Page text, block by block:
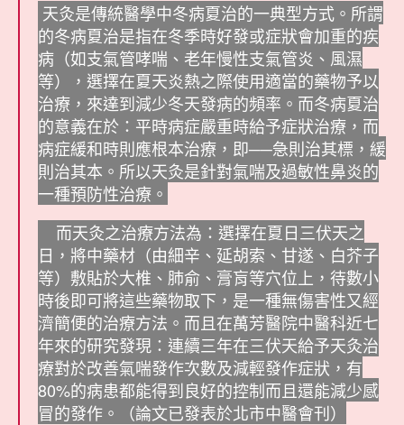
天灸是傳統醫學中冬病夏治的一典型方式。所謂
的冬病夏治是指在冬季時好發或症狀會加重的疾
病（如支氣管哮喘、老年慢性支氣管炎、風濕
等），選擇在夏天炎熱之際使用適當的藥物予以
治療，來達到減少冬天發病的頻率。而冬病夏治
的意義在於：平時病症嚴重時給予症狀治療，而
病症緩和時則應根本治療，即──急則治其標，緩
則治其本。所以天灸是針對氣喘及過敏性鼻炎的
一種預防性治療。
而天灸之治療方法為：選擇在夏日三伏天之
日，將中藥材（由細辛、延胡索、甘遂、白芥子
等）敷貼於大椎、肺俞、膏肓等穴位上，待數小
時後即可將這些藥物取下，是一種無傷害性又經
濟簡便的治療方法。而且在萬芳醫院中醫科近七
年來的研究發現：連續三年在三伏天給予天灸治
療對於改善氣喘發作次數及減輕發作症狀，有
80%的病患都能得到良好的控制而且還能減少感
冒的發作。（論文已發表於北市中醫會刊）